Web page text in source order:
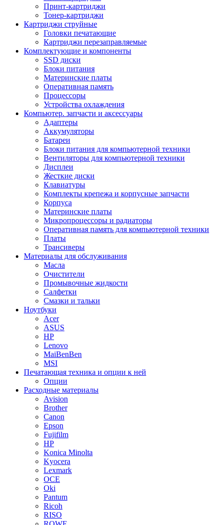
Принт-картриджи
Тонер-картриджи
Картриджи струйные
Головки печатающие
Картриджи перезаправляемые
Комплектующие и компоненты
SSD диски
Блоки питания
Материнские платы
Оперативная память
Процессоры
Устройства охлаждения
Компьютер. запчасти и аксессуары
Адаптеры
Аккумуляторы
Батареи
Блоки питания для компьютерной техники
Вентиляторы для компьютерной техники
Дисплеи
Жесткие диски
Клавиатуры
Комплекты крепежа и корпусные запчасти
Корпуса
Материнские платы
Микропроцессоры и радиаторы
Оперативная память для компьютерной техники
Платы
Трансиверы
Материалы для обслуживания
Масла
Очистители
Промывочные жидкости
Салфетки
Смазки и тальки
Ноутбуки
Acer
ASUS
HP
Lenovo
MaiBenBen
MSI
Печатающая техника и опции к ней
Опции
Расходные материалы
Avision
Brother
Canon
Epson
Fujifilm
HP
Konica Minolta
Kyocera
Lexmark
OCE
Oki
Pantum
Ricoh
RISO